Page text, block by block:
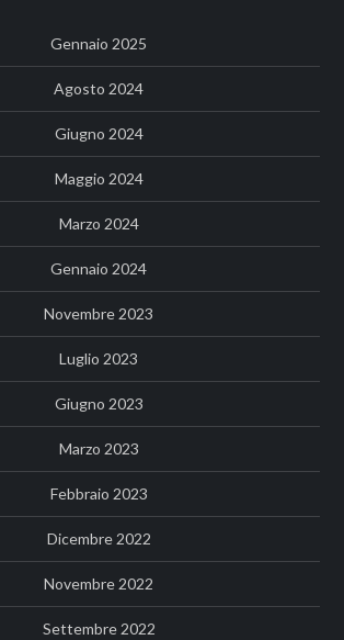
Gennaio 2025
Agosto 2024
Giugno 2024
Maggio 2024
Marzo 2024
Gennaio 2024
Novembre 2023
Luglio 2023
Giugno 2023
Marzo 2023
Febbraio 2023
Dicembre 2022
Novembre 2022
Settembre 2022